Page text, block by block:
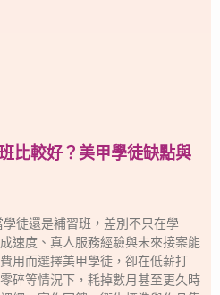
比較好？美甲學徒缺點與
徒還是補習班，差別不只在學
速度、真人服務經驗與未來接案能
用而選擇美甲學徒，卻在低薪打
碎等情況下，耗掉數月甚至更久時